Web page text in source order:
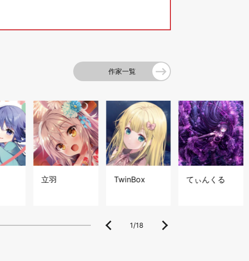
作家一覧
立羽 TwinBox てぃんくる
1/18